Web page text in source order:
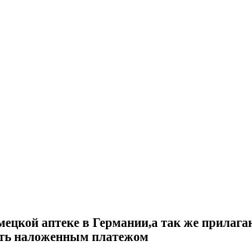
аптеке в Германии,а так же
наложенным платежом